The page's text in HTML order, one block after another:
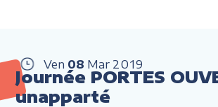
Ven 08 Mar 2019
Journée PORTES
unapparté